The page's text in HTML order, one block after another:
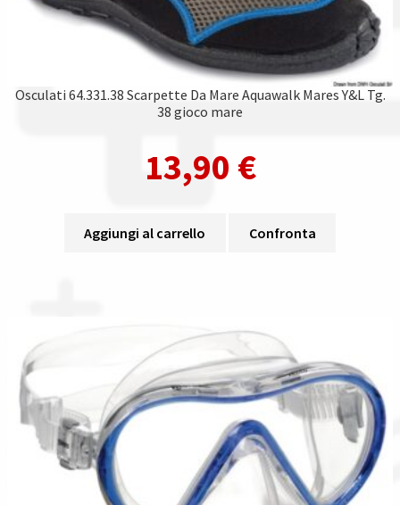
Osculati 64.331.38 Scarpette Da Mare Aquawalk Mares Y&L Tg.
38 gioco mare
13,90 €
Aggiungi al carrello Confronta